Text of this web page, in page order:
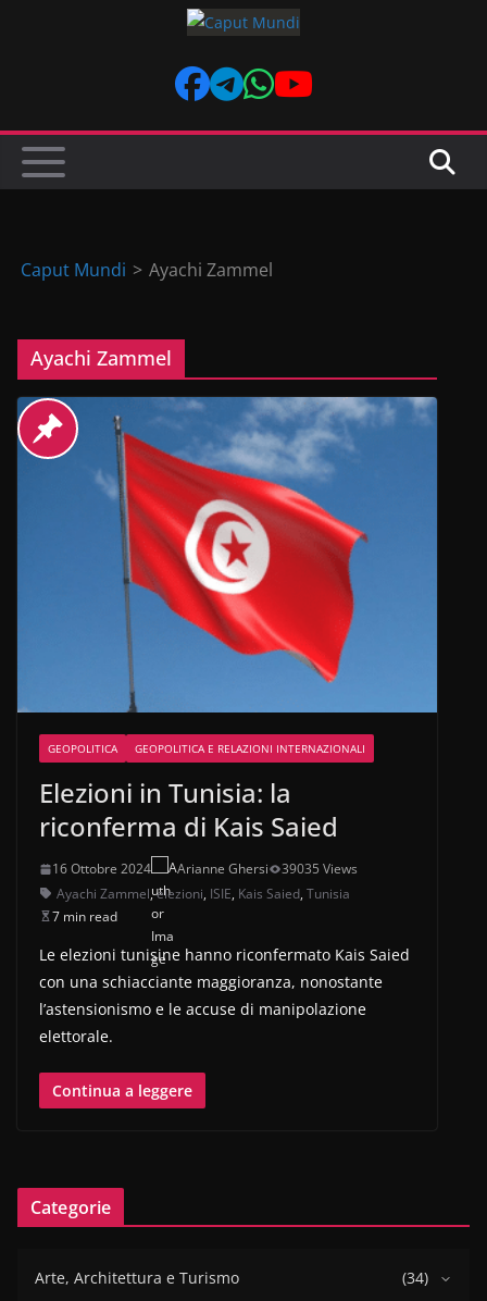
Caput Mundi > Ayachi Zammel
Ayachi Zammel
GEOPOLITICA GEOPOLITICA E RELAZIONI INTERNAZIONALI
Elezioni in Tunisia: la
riconferma di Kais Saied
16 Ottobre 2024 Arianne Ghersi
39035 Views
Ayachi Zammel,elezioni, ISIE, Kais Saied, Tunisia
7 min read
Le elezioni tunisine hanno riconfermato Kais Saied
con una schiacciante maggioranza, nonostante
l’astensionismo e le accuse di manipolazione
elettorale.
Continua a leggere
Categorie
Arte, Architettura e Turismo
(34)